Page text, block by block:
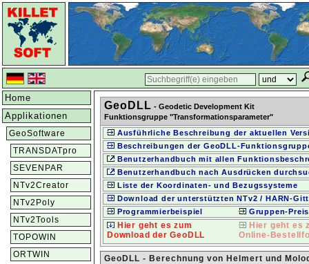
Home
Applikationen
GeoSoftware
TRANSDATpro
SEVENPAR
NTv2Creator
NTv2Poly
NTv2Tools
TOPOWIN
ORTWIN
GeoDLL - Geodetic Development Kit
Funktionsgruppe "Transformationsparameter"
Ausführliche Beschreibung der aktuellen
Beschreibungen der GeoDLL-
Benutzerhandbuch mit allen
Benutzerhandbuch nach Ausdrücken
Liste der Koordinaten- und Bezugssysteme
Download der unterstützten NTv2 / HARN-
Programmierbeispiel
Gruppen-
Hier geht es zum
Download der GeoDLL
Hier geht es
Online-
GeoDLL - Berechnung von Helmert und